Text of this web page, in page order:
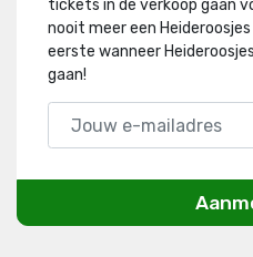
tickets in de verkoop gaan
nooit meer een
eerste wanneer
gaan!